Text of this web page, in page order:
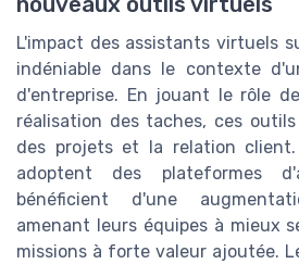
L'impact des assistants virtuels
indéniable dans le contexte
d'entreprise. En jouant le rôle
réalisation des taches, ces
des projets et la relation
adoptent des plateformes
bénéficient d'une
amenant leurs équipes à mieux
missions à forte valeur ajoutée.